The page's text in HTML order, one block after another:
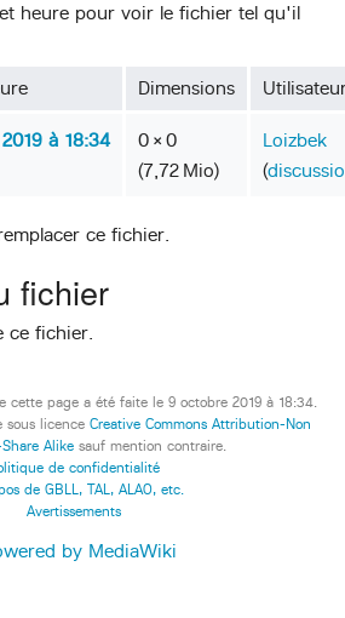
heure pour voir le fichier tel qu'il
Dimensions
à 18:34
0 × 0
(7,72 Mio)
Loizbek
(
ce fichier.
fichier
ce fichier.
cette page a été faite le 9 octobre 2019 à 18:34.
sous licence Creative Commons Attribution-Non
Alikesauf mention contraire.
de confidentialité
de GBLL, TAL, ALAO, etc.
Avertissements
by MediaWiki